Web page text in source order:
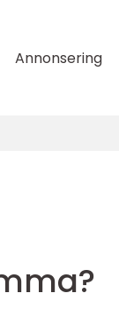
Annonsering